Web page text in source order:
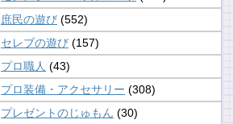
庶民の遊び (552)
セレブの遊び (157)
プロ職人 (43)
プロ装備・アクセサリー (308)
プレゼントのじゅもん (30)